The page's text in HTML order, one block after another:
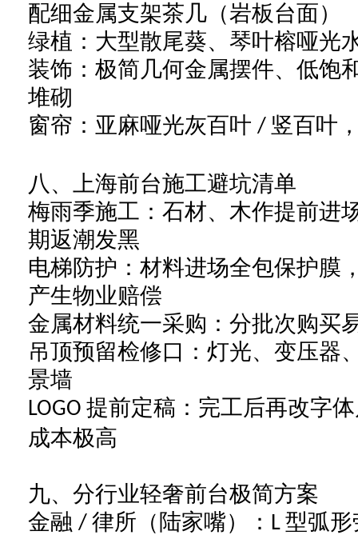
配细金属支架茶几（岩板台面）
绿植：大型散尾葵、琴叶榕哑光
装饰：极简几何金属摆件、低饱
堆砌
窗帘：亚麻哑光灰百叶 / 竖百叶
八、上海前台施工避坑清单
梅雨季施工：石材、木作提前进
期返潮发黑
电梯防护：材料进场全包保护膜
产生物业赔偿
金属材料统一采购：分批次购买
吊顶预留检修口：灯光、变压器
景墙
LOGO 提前定稿：完工后再改字
成本极高
九、分行业轻奢前台极简方案
金融 / 律所（陆家嘴）： L 型弧